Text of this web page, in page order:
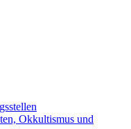
Okkultismus und